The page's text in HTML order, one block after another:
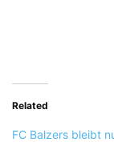
Related
FC Balzers bleibt